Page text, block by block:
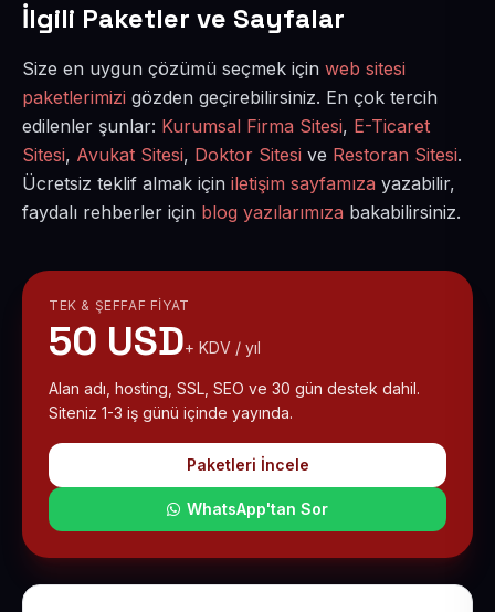
İlgili Paketler ve Sayfalar
Size en uygun çözümü seçmek için web sitesi
paketlerimizi gözden geçirebilirsiniz. En çok tercih
edilenler şunlar: Kurumsal Firma Sitesi, E-Ticaret
Sitesi, Avukat Sitesi, Doktor Sitesi ve Restoran Sitesi.
Ücretsiz teklif almak için iletişim sayfamıza yazabilir,
faydalı rehberler için blog yazılarımıza bakabilirsiniz.
TEK & ŞEFFAF FIYAT
50 USD+ KDV / yıl
Alan adı, hosting, SSL, SEO ve 30 gün destek dahil.
Siteniz 1-3 iş günü içinde yayında.
Paketleri İncele
WhatsApp'tan Sor